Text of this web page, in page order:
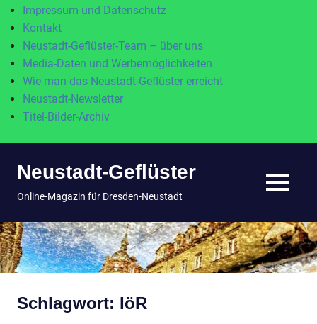
Impressum und Datenschutz
Kontakt
Neustadt-Geflüster-Team – über uns
Media-Daten und Werbemöglichkeiten
Wie man das Neustadt-Geflüster erreicht
Neustadt-Newsletter
Titel-Bilder-Archiv
InhaltNeustadt-Geflüster
Online-Magazin für Dresden-Neustadt MENÜ
Schlagwort: IöR